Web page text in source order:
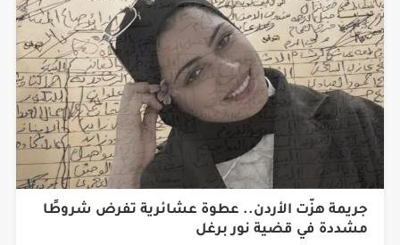
جريمة هزّت الأردن.. عطوة عشائرية تفرض شروطًا
مشددة في قضية نور برغل